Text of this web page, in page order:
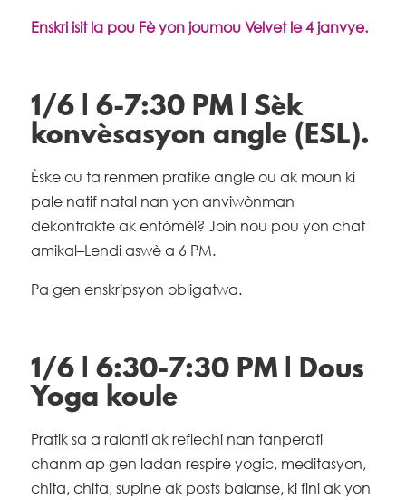
Enskri isit la pou Fè yon joumou Velvet le 4 janvye.
1/6 | 6-7:30 PM | Sèk
konvèsasyon angle (ESL).
Èske ou ta renmen pratike angle ou ak moun ki
pale natif natal nan yon anviwònman
dekontrakte ak enfòmèl? Join nou pou yon chat
amikal–Lendi aswè a 6 PM.
Pa gen enskripsyon obligatwa.
1/6 | 6:30-7:30 PM | Dous
Yoga koule
Pratik sa a ralanti ak reflechi nan tanperati
chanm ap gen ladan respire yogic, meditasyon,
chita, chita, supine ak posts balanse, ki fini ak yon